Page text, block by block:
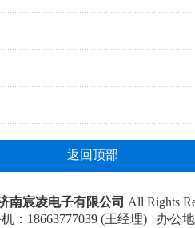
返回顶部
南宸凌电子有限公司 All Rights
：18663777039 (王经理) 办公